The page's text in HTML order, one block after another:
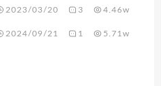
2023/03/20 3 4.46w
2024/09/21 1 5.71w